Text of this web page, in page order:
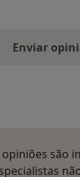
Enviar
opiniões são